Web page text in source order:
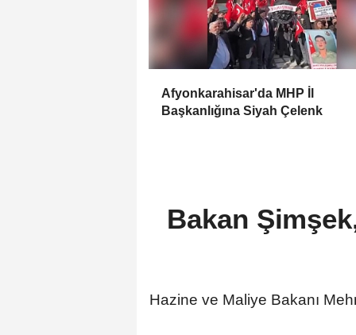
Afyonkarahisar'da MHP İl
Başkanlığına Siyah Çelenk
Bakan
Hazine ve Maliye Bakanı